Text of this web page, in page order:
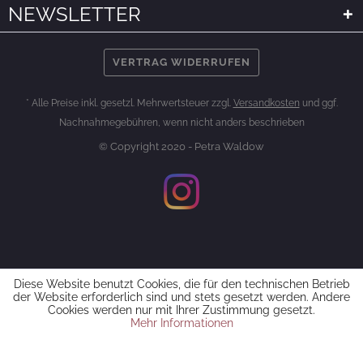
NEWSLETTER
VERTRAG WIDERRUFEN
* Alle Preise inkl. gesetzl. Mehrwertsteuer zzgl. Versandkosten und ggf.
Nachnahmegebühren, wenn nicht anders beschrieben
© Copyright 2020 - Petra Waldow
Diese Website benutzt Cookies, die für den technischen Betrieb
der Website erforderlich sind und stets gesetzt werden. Andere
Cookies werden nur mit Ihrer Zustimmung gesetzt.
Mehr Informationen